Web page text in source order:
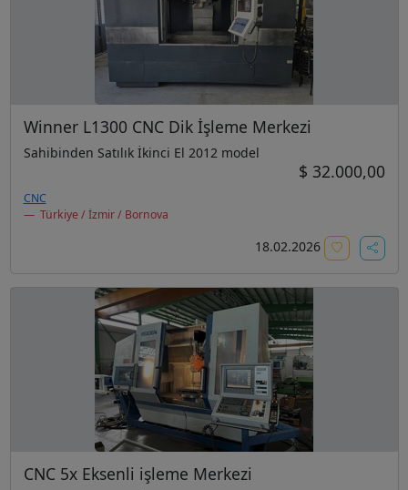
Winner L1300 CNC Dik İşleme Merkezi
Sahibinden Satılık İkinci El 2012 model
$ 32.000,00
CNC
Türkiye / İzmir / Bornova
18.02.2026
CNC 5x Eksenli işleme Merkezi